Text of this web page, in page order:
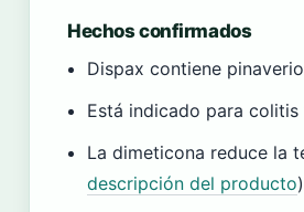
Hechos confirmados
Dispax contiene
Está indicado para
La dimeticona reduce la
descripción del producto